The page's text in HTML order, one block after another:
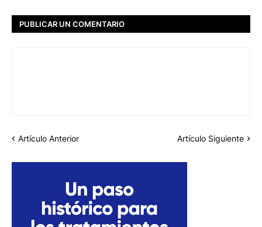
PUBLICAR UN COMENTARIO
Artículo Anterior Artículo Siguiente